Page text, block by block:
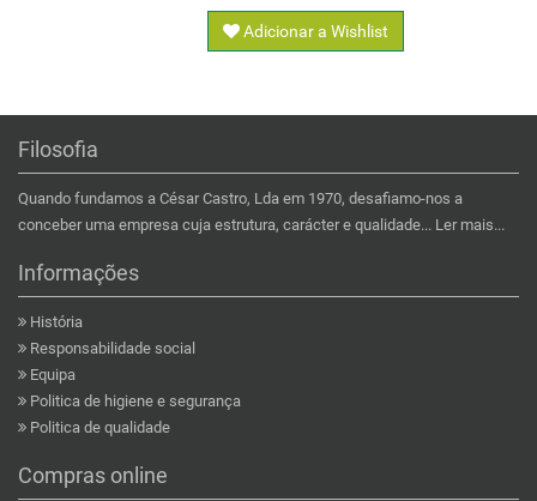
Adicionar a Wishlist
Filosofia
Quando fundamos a César Castro, Lda em 1970, desafiamo-nos a
conceber uma empresa cuja estrutura, carácter e qualidade... Ler mais...
Informações
História
Responsabilidade social
Equipa
Politica de higiene e segurança
Politica de qualidade
Compras online